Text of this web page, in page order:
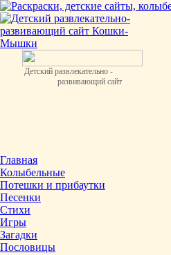
Детский развлекательно -
развивающий сайт
Главная
Колыбельные
Потешки и прибаутки
Песенки
Стихи
Игры
Загадки
Пословицы